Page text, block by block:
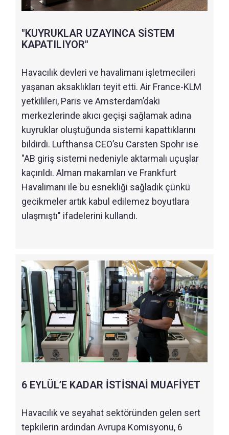
"KUYRUKLAR UZAYINCA SİSTEM
KAPATILIYOR"
Havacılık devleri ve havalimanı işletmecileri
yaşanan aksaklıkları teyit etti. Air France-KLM
yetkilileri, Paris ve Amsterdam’daki
merkezlerinde akıcı geçişi sağlamak adına
kuyruklar oluştuğunda sistemi kapattıklarını
bildirdi. Lufthansa CEO’su Carsten Spohr ise
"AB giriş sistemi nedeniyle aktarmalı uçuşlar
kaçırıldı. Alman makamları ve Frankfurt
Havalimanı ile bu esnekliği sağladık çünkü
gecikmeler artık kabul edilemez boyutlara
ulaşmıştı" ifadelerini kullandı.
6 EYLÜL’E KADAR İSTİSNAİ MUAFİYET
Havacılık ve seyahat sektöründen gelen sert
tepkilerin ardından Avrupa Komisyonu, 6